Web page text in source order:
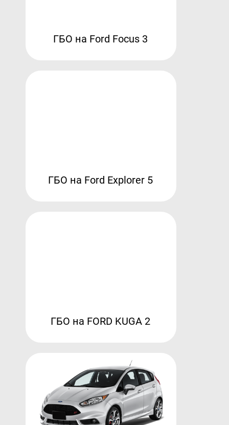
ГБО на Ford Focus 3
ГБО на Ford Explorer 5
ГБО на FORD KUGA 2